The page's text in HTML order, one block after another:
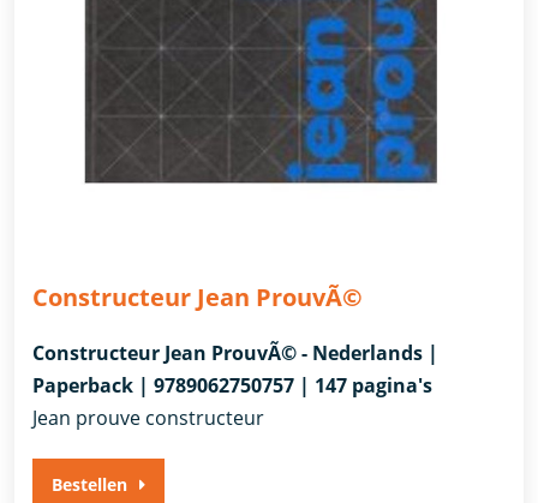
Constructeur Jean ProuvÃ©
Constructeur Jean ProuvÃ© - Nederlands |
Paperback | 9789062750757 | 147 pagina's
Jean prouve constructeur
Bestellen